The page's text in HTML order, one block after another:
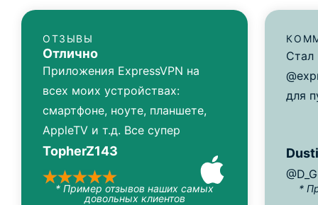
ОТЗЫВЫ
Отлично
Приложения ExpressVPN на
всех моих устройствах:
смартфоне, ноуте, планшете,
AppleTV и т.д. Все супер
TopherZ143
* Пример отзывов наших самых
довольных клиентов
Стал
для
*